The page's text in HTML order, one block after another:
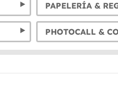
PAPELERÍA &
PHOTOCALL &